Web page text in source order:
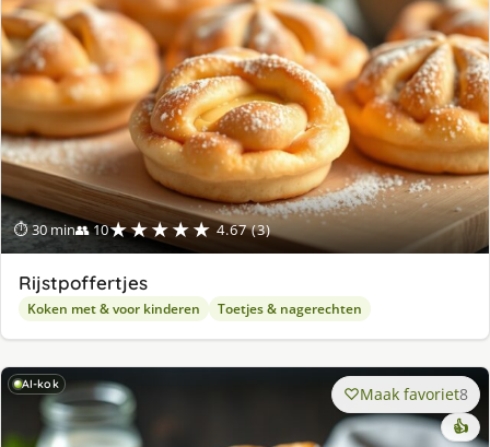
⏱ 30 min👥 10★★★★★ 4.67 (3)
Rijstpoffertjes
Koken met & voor kinderen Toetjes & nagerechten
AI-kok Maak favoriet8
👍